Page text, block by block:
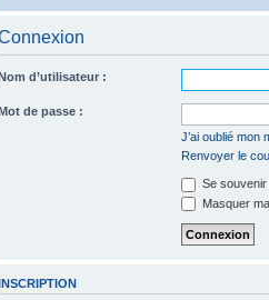
d’utilisateur :
de passe :
J’ai oublié mon
Renvoyer le
Se souvenir
Masquer
INSCRIPTION